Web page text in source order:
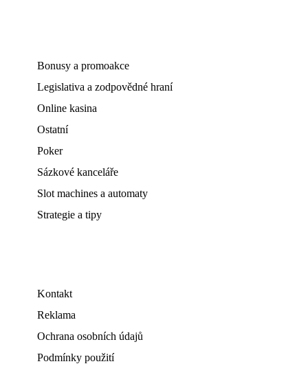
Bonusy a promoakce
Legislativa a zodpovědné hraní
Online kasina
Ostatní
Poker
Sázkové kanceláře
Slot machines a automaty
Strategie a tipy
Kontakt
Reklama
Ochrana osobních údajů
Podmínky použití